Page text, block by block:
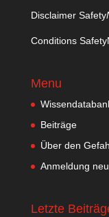
Disclaimer Safety
Conditions
Menu
Beiträge
Über den
Anmeldung
Letzte